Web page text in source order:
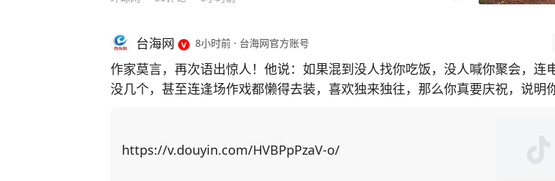
台海网 8小时前 · 台海网官方账号
作家莫言，再次语出惊人！他说：如果混到没人找你吃饭，没人喊你聚会，连
没几个，甚至连逢场作戏都懒得去装，喜欢独来独往，那么你真要庆祝，说明
友全都找上门。有的人进门后，一张口就是求他办事，所求之事还特别令人为难
https://v.douyin.com/HVBPpPzaV-o/